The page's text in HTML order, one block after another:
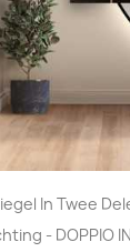
In Twee
- DOPPIO